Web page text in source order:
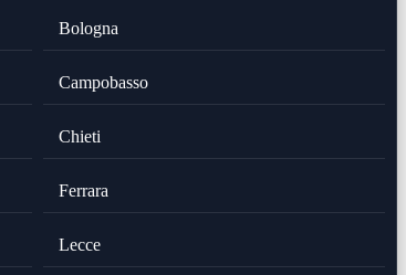
Bologna
Campobasso
Chieti
Ferrara
Lecce